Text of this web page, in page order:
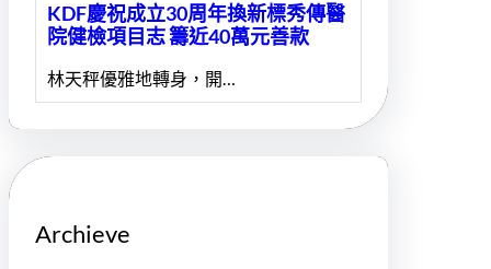
KDF慶祝成立30周年換新標秀傳醫
院健檢項目志 籌近40萬元善款
林天秤優雅地轉身，開…
Archieve